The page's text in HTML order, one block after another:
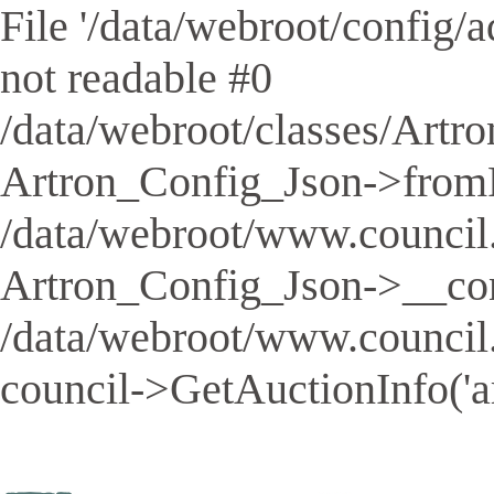
File '/data/webroot/config/
not readable #0
/data/webroot/classes/
Artron_Config_Json-
/data/webroot/
Artron_Config_Json-
/data/webroot/
council-